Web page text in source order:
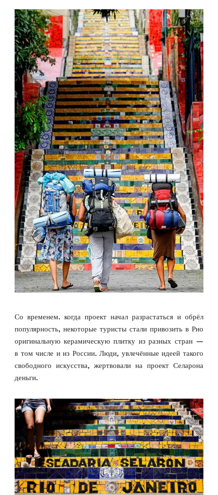
Со временем. когда проект начал разрастаться и обрёл
популярность, некоторые туристы стали привозить в Рио
оригинальную керамическую плитку из разных стран —
в том числе и из России. Люди, увлечённые идеей такого
свободного искусства, жертвовали на проект Селарона
деньги.